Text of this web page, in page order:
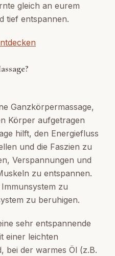
gleich an eurem
tief entspannen.
Ganzkörpermassage,
Körper aufgetragen
hilft, den Energiefluss
und die Faszien zu
Verspannungen und
zu entspannen.
zu
zu beruhigen.
sehr entspannende
einer leichten
bei der warmes Öl (z.B.